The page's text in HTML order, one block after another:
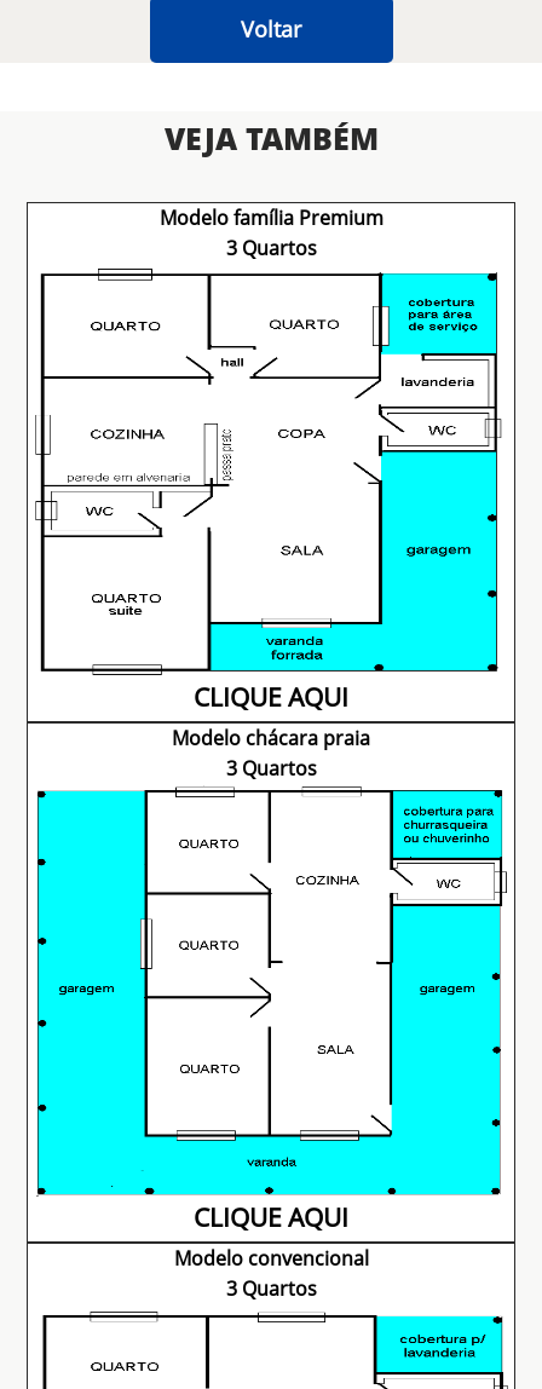
Voltar
VEJA TAMBÉM
Modelo família Premium
3 Quartos
CLIQUE AQUI
Modelo chácara praia
3 Quartos
CLIQUE AQUI
Modelo convencional
3 Quartos